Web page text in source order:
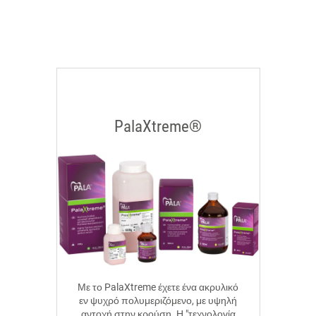
PalaXtreme®
Με το PalaXtreme έχετε ένα ακρυλικό
εν ψυχρό πολυμεριζόμενο, με υψηλή